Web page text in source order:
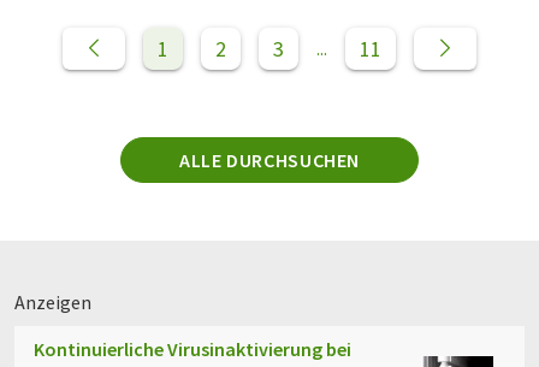
1 2 3 ... 11
ALLE DURCHSUCHEN
Anzeigen
Kontinuierliche Virusinaktivierung bei